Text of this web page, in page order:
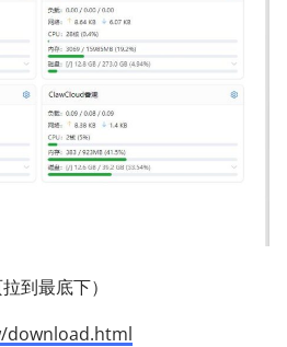
到最底下）
download.html